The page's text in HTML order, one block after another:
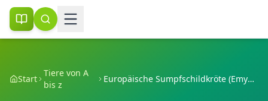
Start
Tiere von A
bis z
Europäische Sumpfschildkröte (Emys orbicularis)